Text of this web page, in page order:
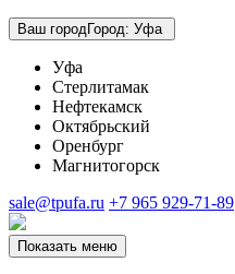
Ваш городГород: Уфа
Уфа
Стерлитамак
Нефтекамск
Октябрьский
Оренбург
Магнитогорск
sale@tpufa.ru +7 965 929-71-89
Показать меню